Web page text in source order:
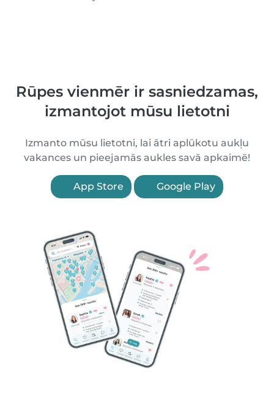
Rūpes vienmēr ir sasniedzamas,
izmantojot mūsu lietotni
Izmanto mūsu lietotni, lai ātri aplūkotu aukļu
vakances un pieejamās aukles savā apkaimē!
App Store Google Play